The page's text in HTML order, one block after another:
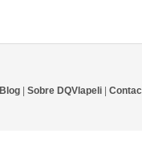
Blog Sobre DQVlapeli